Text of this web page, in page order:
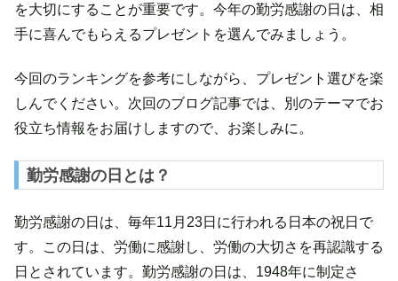
を大切にすることが重要です。今年の勤労感謝の日は、相
手に喜んでもらえるプレゼントを選んでみましょう。
今回のランキングを参考にしながら、プレゼント選びを楽
しんでください。次回のブログ記事では、別のテーマでお
役立ち情報をお届けしますので、お楽しみに。
勤労感謝の日とは？
勤労感謝の日は、毎年11月23日に行われる日本の祝日で
す。この日は、労働に感謝し、労働の大切さを再認識する
日とされています。勤労感謝の日は、1948年に制定さ